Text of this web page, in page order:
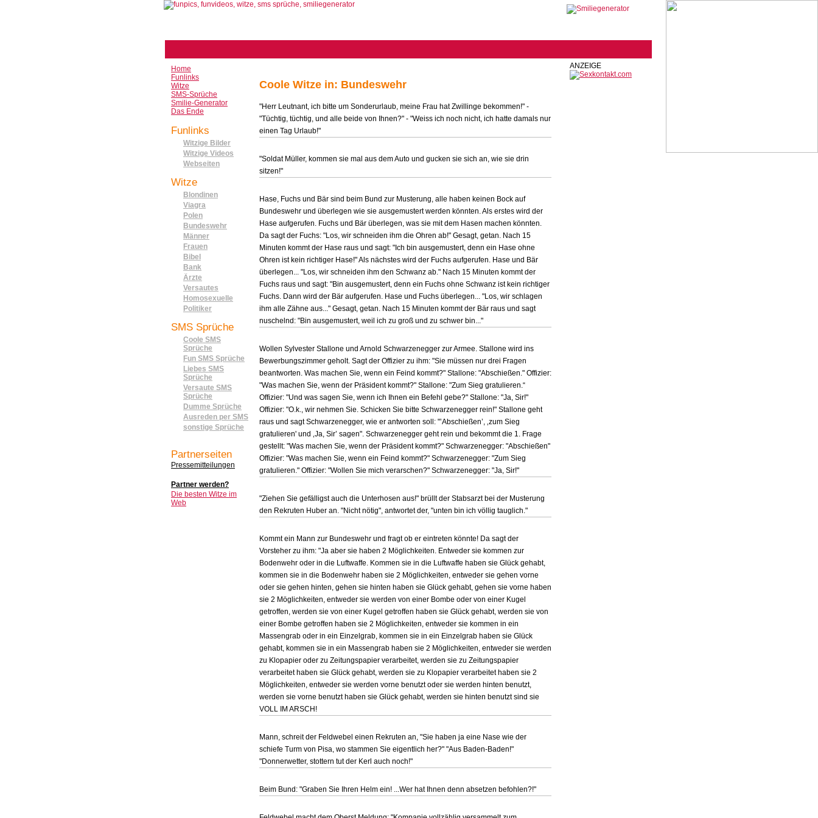
Home
Funlinks
Witze
SMS-Sprüche
Smilie-Generator
Das Ende
Funlinks
Witzige Bilder
Witzige Videos
Webseiten
Witze
Blondinen
Viagra
Polen
Bundeswehr
Männer
Frauen
Bibel
Bank
Ärzte
Versautes
Homosexuelle
Politiker
SMS Sprüche
Coole SMS
Sprüche
Fun SMS Sprüche
Liebes SMS
Sprüche
Versaute SMS
Sprüche
Dumme Sprüche
Ausreden per SMS
sonstige Sprüche
Partnerseiten
Pressemitteilungen
Partner werden?
Die besten Witze im
Web
Coole Witze in: Bundeswehr
"Herr Leutnant, ich bitte um Sonderurlaub, meine Frau hat Zwillinge bekommen!" -
"Tüchtig, tüchtig, und alle beide von Ihnen?" - "Weiss ich noch nicht, ich hatte damals nur
einen Tag Urlaub!"
"Soldat Müller, kommen sie mal aus dem Auto und gucken sie sich an, wie sie drin
sitzen!"
Hase, Fuchs und Bär sind beim Bund zur Musterung, alle haben keinen Bock auf
Bundeswehr und überlegen wie sie ausgemustert werden könnten. Als erstes wird der
Hase aufgerufen. Fuchs und Bär überlegen, was sie mit dem Hasen machen könnten.
Da sagt der Fuchs: "Los, wir schneiden ihm die Ohren ab!" Gesagt, getan. Nach 15
Minuten kommt der Hase raus und sagt: "Ich bin ausgemustert, denn ein Hase ohne
Ohren ist kein richtiger Hase!" Als nächstes wird der Fuchs aufgerufen. Hase und Bär
überlegen... "Los, wir schneiden ihm den Schwanz ab." Nach 15 Minuten kommt der
Fuchs raus und sagt: "Bin ausgemustert, denn ein Fuchs ohne Schwanz ist kein richtiger
Fuchs. Dann wird der Bär aufgerufen. Hase und Fuchs überlegen... "Los, wir schlagen
ihm alle Zähne aus..." Gesagt, getan. Nach 15 Minuten kommt der Bär raus und sagt
nuschelnd: "Bin ausgemustert, weil ich zu groß und zu schwer bin..."
Wollen Sylvester Stallone und Arnold Schwarzenegger zur Armee. Stallone wird ins
Bewerbungszimmer geholt. Sagt der Offizier zu ihm: "Sie müssen nur drei Fragen
beantworten. Was machen Sie, wenn ein Feind kommt?" Stallone: "Abschießen." Offizier:
"Was machen Sie, wenn der Präsident kommt?" Stallone: "Zum Sieg gratulieren.“
Offizier: "Und was sagen Sie, wenn ich Ihnen ein Befehl gebe?" Stallone: "Ja, Sir!"
Offizier: "O.k., wir nehmen Sie. Schicken Sie bitte Schwarzenegger rein!" Stallone geht
raus und sagt Schwarzenegger, wie er antworten soll: "’Abschießen’, ‚zum Sieg
gratulieren' und ‚Ja, Sir’ sagen". Schwarzenegger geht rein und bekommt die 1. Frage
gestellt: "Was machen Sie, wenn der Präsident kommt?" Schwarzenegger: "Abschießen"
Offizier: "Was machen Sie, wenn ein Feind kommt?" Schwarzenegger: "Zum Sieg
gratulieren." Offizier: "Wollen Sie mich verarschen?" Schwarzenegger: "Ja, Sir!"
"Ziehen Sie gefälligst auch die Unterhosen aus!" brüllt der Stabsarzt bei der Musterung
den Rekruten Huber an. "Nicht nötig", antwortet der, "unten bin ich völlig tauglich."
Kommt ein Mann zur Bundeswehr und fragt ob er eintreten könnte! Da sagt der
Vorsteher zu ihm: "Ja aber sie haben 2 Möglichkeiten. Entweder sie kommen zur
Bodenwehr oder in die Luftwaffe. Kommen sie in die Luftwaffe haben sie Glück gehabt,
kommen sie in die Bodenwehr haben sie 2 Möglichkeiten, entweder sie gehen vorne
oder sie gehen hinten, gehen sie hinten haben sie Glück gehabt, gehen sie vorne haben
sie 2 Möglichkeiten, entweder sie werden von einer Bombe oder von einer Kugel
getroffen, werden sie von einer Kugel getroffen haben sie Glück gehabt, werden sie von
einer Bombe getroffen haben sie 2 Möglichkeiten, entweder sie kommen in ein
Massengrab oder in ein Einzelgrab, kommen sie in ein Einzelgrab haben sie Glück
gehabt, kommen sie in ein Massengrab haben sie 2 Möglichkeiten, entweder sie werden
zu Klopapier oder zu Zeitungspapier verarbeitet, werden sie zu Zeitungspapier
verarbeitet haben sie Glück gehabt, werden sie zu Klopapier verarbeitet haben sie 2
Möglichkeiten, entweder sie werden vorne benutzt oder sie werden hinten benutzt,
werden sie vorne benutzt haben sie Glück gehabt, werden sie hinten benutzt sind sie
VOLL IM ARSCH!
Mann, schreit der Feldwebel einen Rekruten an, "Sie haben ja eine Nase wie der
schiefe Turm von Pisa, wo stammen Sie eigentlich her?" "Aus Baden-Baden!"
"Donnerwetter, stottern tut der Kerl auch noch!"
Beim Bund: "Graben Sie Ihren Helm ein! ...Wer hat Ihnen denn absetzen befohlen?!"
ANZEIGE